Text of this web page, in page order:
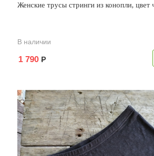
Женские трусы стринги из конопли, цвет
В наличии
1 790 Р